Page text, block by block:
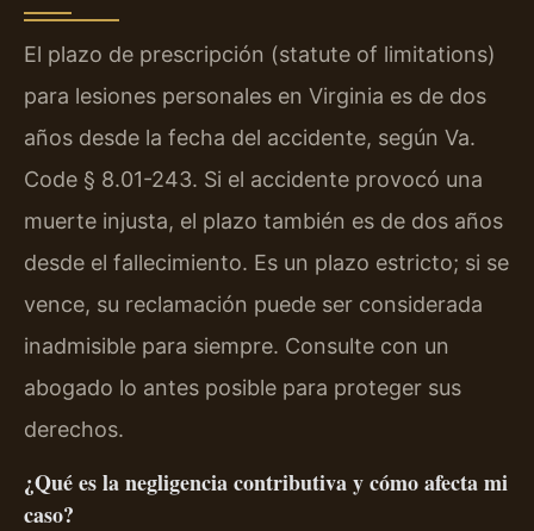
El plazo de prescripción (statute of limitations)
para lesiones personales en Virginia es de dos
años desde la fecha del accidente, según Va.
Code § 8.01-243. Si el accidente provocó una
muerte injusta, el plazo también es de dos años
desde el fallecimiento. Es un plazo estricto; si se
vence, su reclamación puede ser considerada
inadmisible para siempre. Consulte con un
abogado lo antes posible para proteger sus
derechos.
¿Qué es la negligencia contributiva y cómo afecta mi
caso?